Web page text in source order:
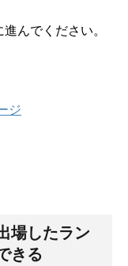
んでください。
ジ
場したラン
きる